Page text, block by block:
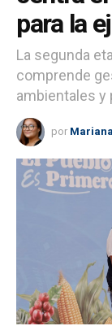
para la
La segunda
comprende
ambientales y
por